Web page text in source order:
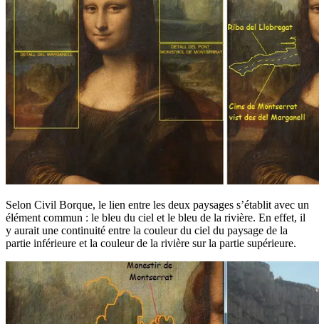
Selon Civil Borque, le lien entre les deux paysages s’établit avec un
élément commun : le bleu du ciel et le bleu de la rivière. En effet, il
y aurait une continuité entre la couleur du ciel du paysage de la
partie inférieure et la couleur de la rivière sur la partie supérieure.